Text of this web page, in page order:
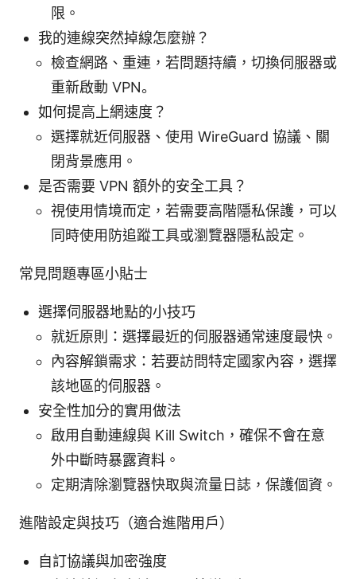
限。
我的連線突然掉線怎麼辦？
檢查網路、重連，若問題持續，切換伺服器或
重新啟動 VPN。
如何提高上網速度？
選擇就近伺服器、使用 WireGuard 協議、關
閉背景應用。
是否需要 VPN 額外的安全工具？
視使用情境而定，若需要高階隱私保護，可以
同時使用防追蹤工具或瀏覽器隱私設定。
常見問題專區小貼士
選擇伺服器地點的小技巧
就近原則：選擇最近的伺服器通常速度最快。
內容解鎖需求：若要訪問特定國家內容，選擇
該地區的伺服器。
安全性加分的實用做法
啟用自動連線與 Kill Switch，確保不會在意
外中斷時暴露資料。
定期清除瀏覽器快取與流量日誌，保護個資。
進階設定與技巧（適合進階用戶）
自訂協議與加密強度